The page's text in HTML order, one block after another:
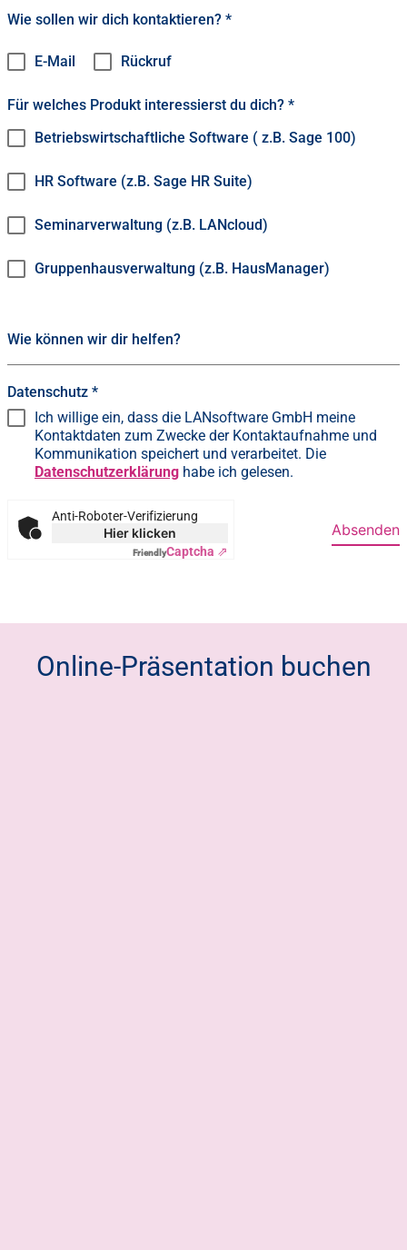
Wie sollen wir dich kontaktieren? *
E-Mail Rückruf
Für welches Produkt interessierst du dich? *
Betriebswirtschaftliche Software ( z.B. Sage 100)
HR Software (z.B. Sage HR Suite)
Seminarverwaltung (z.B. LANcloud)
Gruppenhausverwaltung (z.B. HausManager)
Wie können wir dir helfen?
Datenschutz *
Ich willige ein, dass die LANsoftware GmbH meine
Kontaktdaten zum Zwecke der Kontaktaufnahme und
Kommunikation speichert und verarbeitet. Die
Datenschutzerklärung habe ich gelesen.
Anti-Roboter-Verifizierung
Hier klicken
FriendlyCaptcha ⇗
Absenden
Online-Präsentation buchen